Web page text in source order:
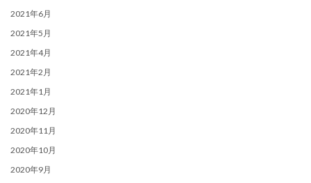
2021年6月
2021年5月
2021年4月
2021年2月
2021年1月
2020年12月
2020年11月
2020年10月
2020年9月